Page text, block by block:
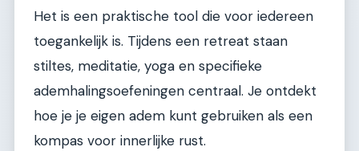
Het is een praktische tool die voor iedereen
toegankelijk is. Tijdens een retreat staan
stiltes, meditatie, yoga en specifieke
ademhalingsoefeningen centraal. Je ontdekt
hoe je je eigen adem kunt gebruiken als een
kompas voor innerlijke rust.